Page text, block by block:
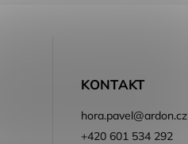
KONTAKT
hora.pavel@ardon.cz
+420 601 534 292